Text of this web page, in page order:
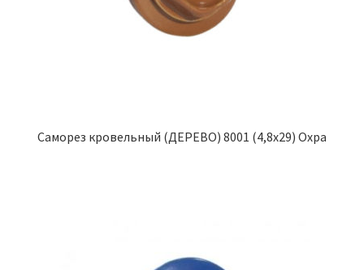
Саморез кровельный (ДЕРЕВО) 8001 (4,8х29) Охра